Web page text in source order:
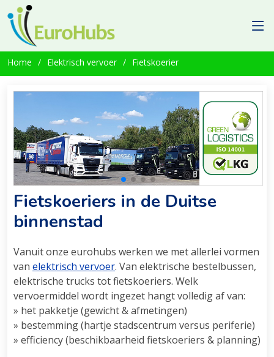
Home Elektrisch vervoer Fietskoerier
Fietskoeriers in de Duitse
binnenstad
Vanuit onze eurohubs werken we met allerlei vormen
van elektrisch vervoer. Van elektrische bestelbussen,
elektrische trucks tot fietskoeriers. Welk
vervoermiddel wordt ingezet hangt volledig af van:
» het pakketje (gewicht & afmetingen)
» bestemming (hartje stadscentrum versus periferie)
» efficiency (beschikbaarheid fietskoeriers & planning)